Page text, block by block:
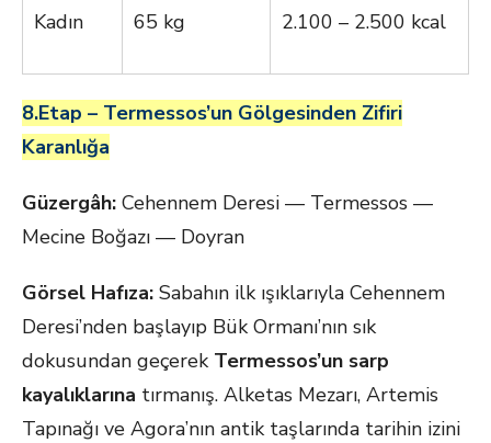
Kadın 65 kg 2.100 – 2.500 kcal
8.Etap – Termessos’un Gölgesinden Zifiri
Karanlığa
Güzergâh: Cehennem Deresi — Termessos —
Mecine Boğazı — Doyran
Görsel Hafıza: Sabahın ilk ışıklarıyla Cehennem
Deresi’nden başlayıp Bük Ormanı’nın sık
dokusundan geçerek Termessos’un sarp
kayalıklarına tırmanış. Alketas Mezarı, Artemis
Tapınağı ve Agora’nın antik taşlarında tarihin izini